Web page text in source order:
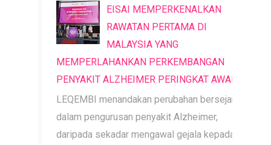
EISAI MEMPERKENALKAN
RAWATAN PERTAMA DI
MALAYSIA YANG
MEMPERLAHANKAN PERKEMBANGAN
PENYAKIT ALZHEIMER PERINGKAT AWAL
LEQEMBI menandakan perubahan bersejarah
dalam pengurusan penyakit Alzheimer,
daripada sekadar mengawal gejala kepada